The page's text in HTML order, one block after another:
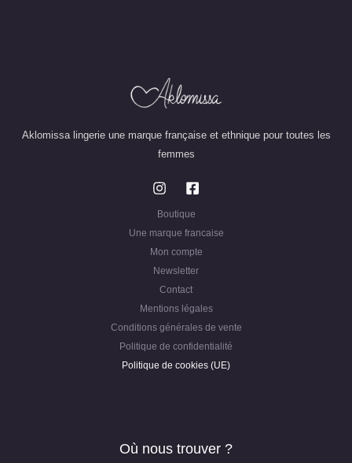
Aklomissa lingerie une marque française et ethnique pour toutes les
femmes
Boutique
Une marque francaise
Mon compte
Newsletter
Contact
Mentions légales
Conditions générales de vente
Politique de confidentialité
Politique de cookies (UE)
Où nous trouver ?